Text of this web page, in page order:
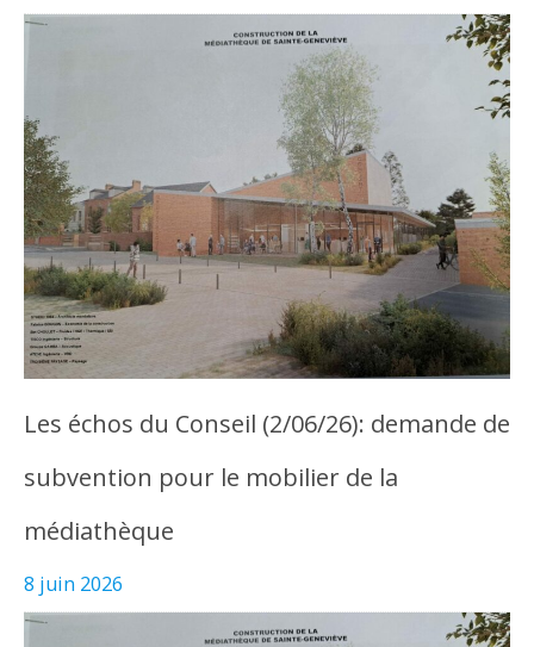
Les échos du Conseil (2/06/26): demande de
subvention pour le mobilier de la
médiathèque
8 juin 2026